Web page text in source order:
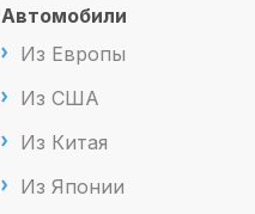
Автомобили
Из Европы
Из США
Из Китая
Из Японии